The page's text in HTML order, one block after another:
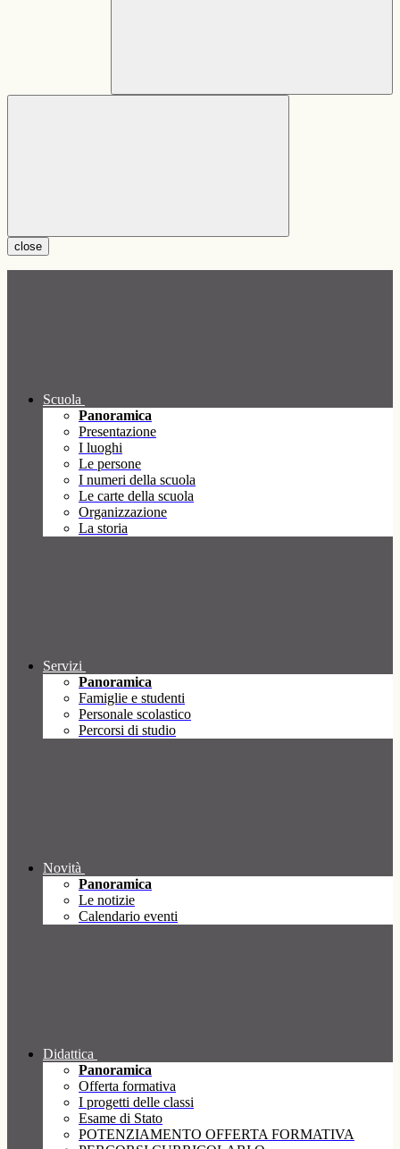
close
Scuola
Panoramica
Presentazione
I luoghi
Le persone
I numeri della scuola
Le carte della scuola
Organizzazione
La storia
Servizi
Panoramica
Famiglie e studenti
Personale scolastico
Percorsi di studio
Novità
Panoramica
Le notizie
Calendario eventi
Didattica
Panoramica
Offerta formativa
I progetti delle classi
Esame di Stato
POTENZIAMENTO OFFERTA FORMATIVA